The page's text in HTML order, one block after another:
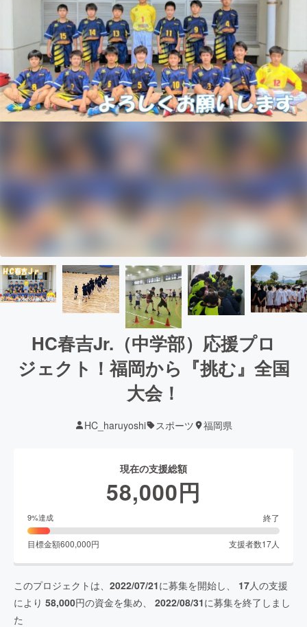
HC春吉Jr.（中学部）応援プロ
ジェクト！福岡から『挑む』全国
大会！
HC_haruyoshi スポーツ 福岡県
現在の支援総額
58,000円
9%達成 終了
目標金額600,000円 支援者数17人
このプロジェクトは、 2022/07/21に募集を開始し、 17人の支援
により 58,000円の資金を集め、 2022/08/31に募集を終了しまし
た